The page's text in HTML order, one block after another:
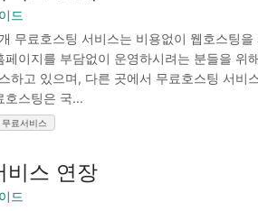
드
무료호스팅 서비스는 비용없이 웹호스팅
이지를 부담없이 운영하시려는 분들을
하고 있으며, 다른 곳에서 무료호스팅 서
호스팅은 국...
무료서비스
비스 연장
드